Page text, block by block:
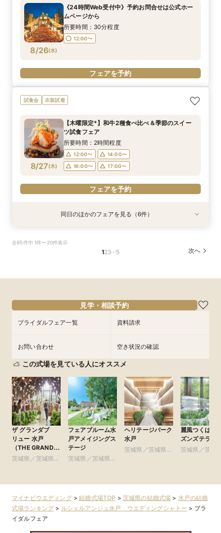
8/26(水)
《24時間Web受付中》予約お問合せは公式ホー
ムページから
所要時間：30分程度
12:00〜
フェアを予約
試食会 衣装試着
8/27(木)
【木曜限定*】和牛2種食べ比べ＆季節のスイー
ツ試食フェア
所要時間：2時間程度
12:00〜
14:00〜
16:00〜
17:00〜
フェアを予約
8/27
30分無料オンライン相談会
フェアを予約
衣装試着
8/27
も相談会
フェアを予約
衣装試着
8/27
談会フェア
フェアを予約
特典あり
8/27
☆クイックフェア
フェアを予約
衣装試着 特典あり
8/27
食&相談会
フェアを予約
衣装試着
8/27
おすすめの相談会
フェアを予約
同日のほかのフェアを見る（6件）
全85件中 1件〜20件表示
123…5 次へ
見学・相談予約
ブライダルフェア一覧 資料請求
お問い合わせ 空き状況の確認
この式場を見ている人にオススメ
ザ グランダブ
リュー 水戸
（THE GRANDW
MITO）
茨城県／茨城県全
フェアブルーム水
戸アメイジングス
テージ
茨城県／茨城県全
ヘリテージパーク
水戸
茨城県／茨城県全
麗風つくば シ
ズンズテラス
茨城県／茨城
マイナビウエディング>結婚式場TOP > 茨城県の結婚式場 > 水戸の結婚
式場ランキング > ルシェルアンジュ水戸 ウエディングシャトー > ブラ
イダルフェア